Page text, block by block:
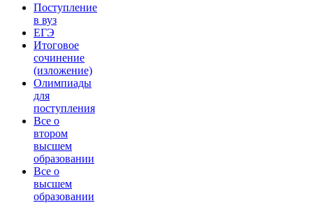
Поступление
в вуз
ЕГЭ
Итоговое
сочинение
(изложение)
Олимпиады
для
поступления
Все о
втором
высшем
образовании
Все о
высшем
образовании